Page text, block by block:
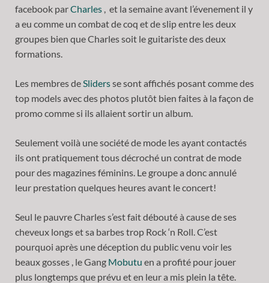
facebook parCharles , et la semaine avant l’évenement il y
a eu comme un combat de coq et de slip entre les deux
groupes bien que Charles soit le guitariste des deux
formations.
Les membres deSlidersse sont affichés posant comme des
top models avec des photos plutôt bien faites à la façon de
promo comme si ils allaient sortir un album.
Seulement voilà une société de mode les ayant contactés
ils ont pratiquement tous décroché un contrat de mode
pour des magazines féminins. Le groupe a donc annulé
leur prestation quelques heures avant le concert!
Seul le pauvre Charles s’est fait débouté à cause de ses
cheveux longs et sa barbes trop Rock ‘n Roll. C’est
pourquoi après une déception du public venu voir les
beaux gosses , le Gang Mobutu en a profité pour jouer
plus longtemps que prévu et en leur a mis plein la tête.